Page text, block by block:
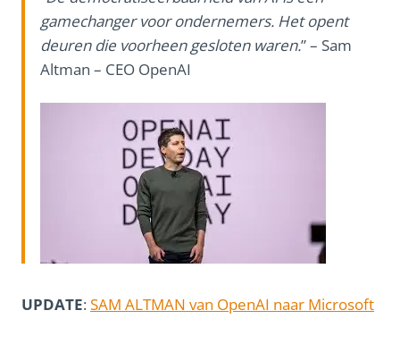
gamechanger voor ondernemers. Het opent
deuren die voorheen gesloten waren.” – Sam
Altman – CEO OpenAI
UPDATE:SAM ALTMAN van OpenAI naar Microsoft